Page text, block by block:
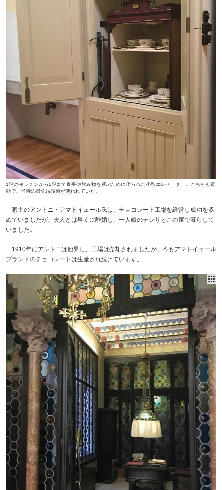
1階のキッチンから2階まで食事や飲み物を運ぶために作られた小型エレベーター。こちらも電
動で、当時の最先端技術が使われていた。
家主のアントニ・アマトイェール氏は、チョコレート工場を経営し成功を収
めていましたが、夫人とは早くに離婚し、一人娘のテレサとこの家で暮らして
いました。
1910年にアントニは他界し、工場は売却されましたが、今もアマトイェール
ブランドのチョコレートは生産され続けています。